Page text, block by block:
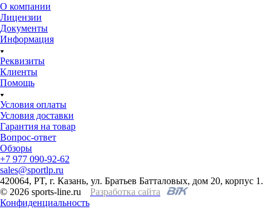
О компании
Лицензии
Документы
Информация
Реквизиты
Клиенты
Помощь
Условия оплаты
Условия доставки
Гарантия на товар
Вопрос-ответ
Обзоры
+7 977 090-92-62
sales@sportlp.ru
420064, PT, г. Казань, ул. Братьев Батталовых, дом 20, корпус 1.
© 2026 sports-line.ru
Разработка сайта
Конфиденциальность